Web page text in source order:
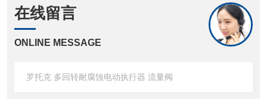
在线留言
ONLINE MESSAGE